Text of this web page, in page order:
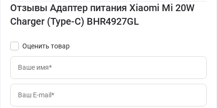
Отзывы Адаптер питания Xiaomi Mi 20W
Charger (Type-C) BHR4927GL
Оценить товар